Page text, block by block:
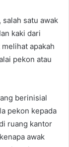
satu awak
kaki dari
apakah
pekon atau
berinisial
pekon kepada
ruang kantor
awak